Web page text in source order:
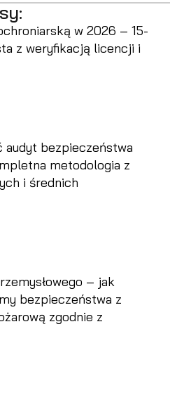
w 2026 – 15-
z weryfikacją licencji i
audyt bezpieczeństwa
metodologia z
i średnich
– jak
bezpieczeństwa z
zgodnie z